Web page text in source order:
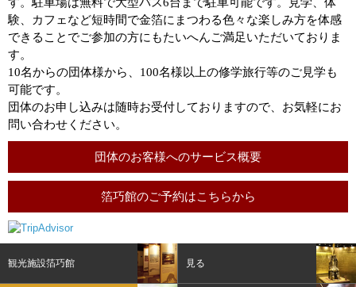
す。駐車場は無料で大型バス6台まで駐車可能です。見学、体
験、カフェなど短時間で金箔にまつわる色々な楽しみ方を体感
できることでご参加の方にもたいへんご満足いただいておりま
す。
10名からの団体様から、100名様以上の修学旅行等のご見学も
可能です。
団体のお申し込みは随時お受付しておりますので、お気軽にお
問い合わせください。
団体のお客様へのサービス概要
箔巧館のご予約はこちらから
観光施設箔巧館 見る